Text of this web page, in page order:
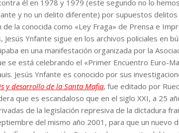
él en 1978 y 1979 (este segundo no lo
y no un delito diferente) por supuestos
la conocida como «Ley Fraga» de Prensa e
Jesús Ynfante sigue en los archivos policiales en
en una manifestación organizada por la
se está celebrando el «Primer Encuentro Euro-
Jesús Ynfante es conocido por sus
y desarrollo de la Santa Mafia, fue editado por
que es escandaloso que en el siglo XXI, a 25
de la legislación represiva de la dictadura
del mismo año 2001, para que un nuevo